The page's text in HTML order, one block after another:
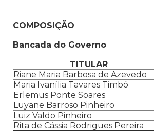
COMPOSIÇÃO
Bancada do Governo
TITULAR
Riane Maria Barbosa de Azevedo
Maria Ivanília Tavares Timbó
Erlemus Ponte Soares
Luyane Barroso Pinheiro
Luiz Valdo Pinheiro
Rita de Cássia Rodrigues Pereira